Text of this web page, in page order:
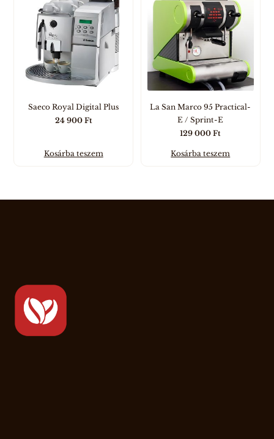
Saeco Royal Digital Plus
24 900 Ft
Kosárba teszem
La San Marco 95 Practical-
E / Sprint-E
129 000Ft
Kosárba teszem